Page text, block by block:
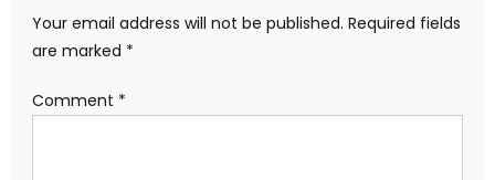
Your email address will not be published. Required fields
are marked *
Comment *